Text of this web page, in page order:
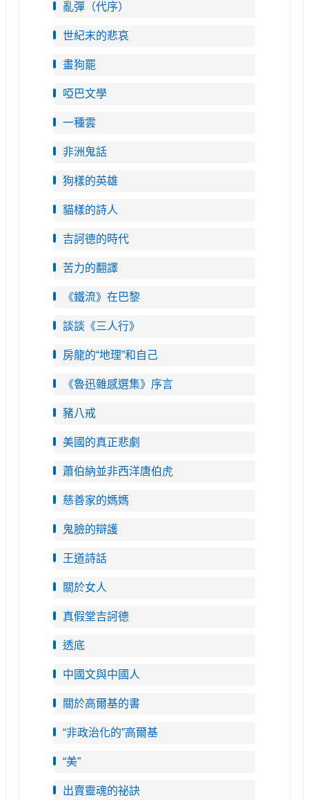
亂彈（代序）
世紀末的悲哀
畫狗罷
啞巴文學
一種雲
非洲鬼話
狗樣的英雄
貓樣的詩人
吉訶德的時代
苦力的翻譯
《鐵流》在巴黎
談談《三人行》
房龍的“地理”和自己
《魯迅雜感選集》序言
豬八戒
美國的真正悲劇
蕭伯納並非西洋唐伯虎
慈善家的媽媽
鬼臉的辯護
王道詩話
關於女人
真假堂吉訶德
透底
中國文與中國人
關於高爾基的書
“非政治化的”高爾基
“美”
出賣靈魂的祕訣